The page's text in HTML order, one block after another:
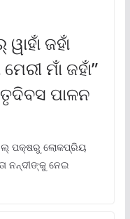
ଜହାଁ
ମାଁ ଜହାଁ”
ପାଳନ
ପକ୍ଷରୁ ଲୋକପ୍ରିୟ
ନନ୍ଦୀଙ୍କୁ ନେଇ